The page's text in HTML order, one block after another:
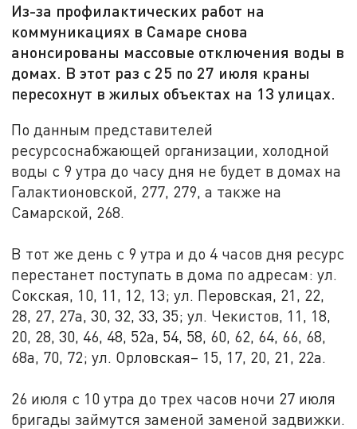
Из-за профилактических работ на
коммуникациях в Самаре снова
анонсированы массовые отключения воды в
домах. В этот раз с 25 по 27 июля краны
пересохнут в жилых объектах на 13 улицах.
По данным представителей
ресурсоснабжающей организации, холодной
воды с 9 утра до часу дня не будет в домах на
Галактионовской, 277, 279, а также на
Самарской, 268.
В тот же день с 9 утра и до 4 часов дня ресурс
перестанет поступать в дома по адресам: ул.
Сокская, 10, 11, 12, 13; ул. Перовская, 21, 22,
28, 27, 27а, 30, 32, 33, 35; ул. Чекистов, 11, 18,
20, 28, 30, 46, 48, 52а, 54, 58, 60, 62, 64, 66, 68,
68а, 70, 72; ул. Орловская– 15, 17, 20, 21, 22а.
26 июля с 10 утра до трех часов ночи 27 июля
бригады займутся заменой заменой задвижки.